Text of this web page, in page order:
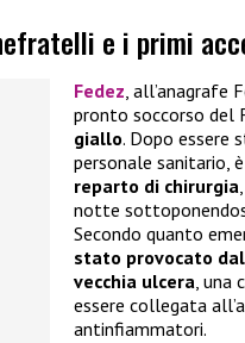
e i primi
Fedez, all’anagrafe
pronto soccorso del
giallo. Dopo essere
personale sanitario,
reparto di chirurgia
notte
Secondo quanto
stato provocato
vecchia ulcera, una
essere collegata
antinfiammatori.